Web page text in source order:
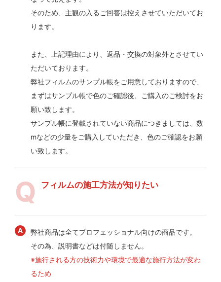
そのため、主観の入るご回答は控えさせていただいてお
ります。
また、上記理由により、返品・交換の対象外とさせてい
ただいております。
弊社フィルムのサンプル帳をご用意しておりますので、
まずはサンプル帳で色のご確認後、ご購入のご検討をお
願い致します。
サンプル帳に登載されていない商品につきましては、数
mなどの少量をご購入していただき、色のご確認をお願
い致します。
フィルムの施工方法が知りたい
弊社商品は全てプロフェッショナル向けの商品です。
その為、説明書などは付随しません。
※施行される方の技術力や環境で最適な施行方法が変わ
るため